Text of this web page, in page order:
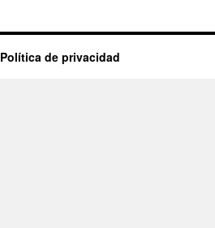
Política de privacidad